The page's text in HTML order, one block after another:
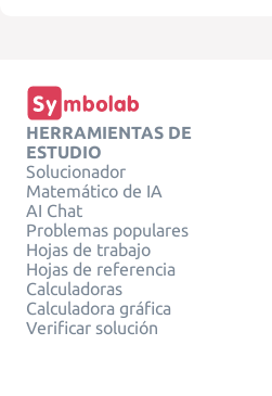
HERRAMIENTAS DE
ESTUDIO
Solucionador
Matemático de IA
AI Chat
Problemas populares
Hojas de trabajo
Hojas de referencia
Calculadoras
Calculadora gráfica
Verificar solución